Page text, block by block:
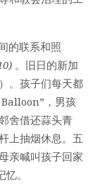
的联系和照
。旧日的新加
。孩子们每天都
，男孩
舍借还蒜头青
上抽烟休息。五
亲喊叫孩子回家
。